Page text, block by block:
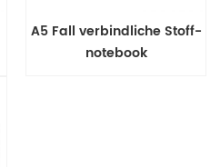
A5 Fall verbindliche Stoff-
notebook